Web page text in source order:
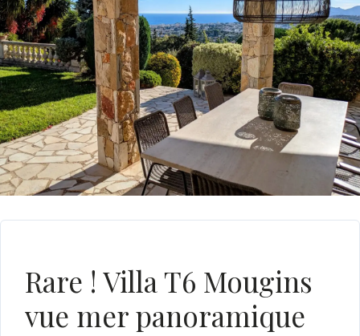
Rare ! Villa T6 Mougins
vue mer panoramique